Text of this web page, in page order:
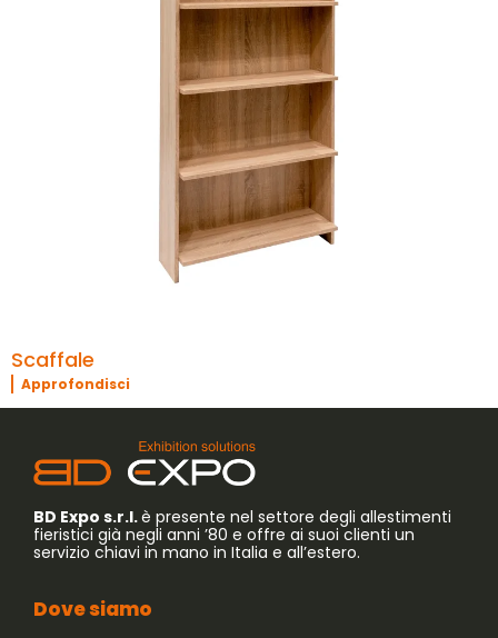
Scaffale
Approfondisci
BD Expo s.r.l.è presente nel settore degli allestimenti
fieristici già negli anni ’80 e offre ai suoi clienti un
servizio chiavi in mano in Italia e all’estero.
Dove siamo